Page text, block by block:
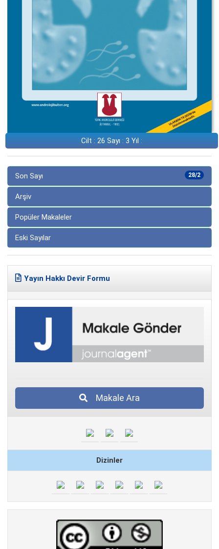
Cilt : 26 Sayı : 3 Yıl :
28/2
Son Sayı
Arşiv
Popüler Makaleler
Eski Sayılar
Yayın Hakkı Devir Formu
Makale Ara
Dizinler